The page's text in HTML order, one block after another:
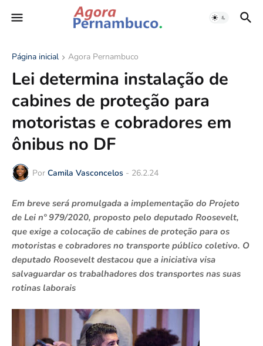
Página inicial Agora Pernambuco
Lei determina instalação de
cabines de proteção para
motoristas e cobradores em
ônibus no DF
Por Camila Vasconcelos - 26.2.24
Em breve será promulgada a implementação do Projeto
de Lei nº 979/2020, proposto pelo deputado Roosevelt,
que exige a colocação de cabines de proteção para os
motoristas e cobradores no transporte público coletivo. O
deputado Roosevelt destacou que a iniciativa visa
salvaguardar os trabalhadores dos transportes nas suas
rotinas laborais